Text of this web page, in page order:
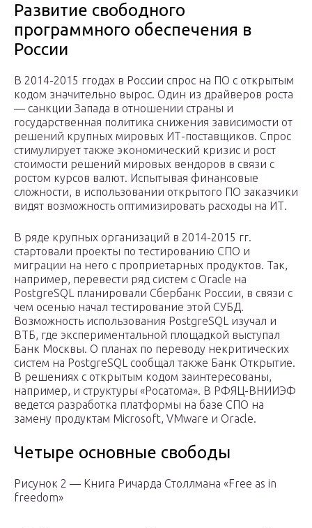
Развитие свободного
программного обеспечения в
России
В 2014-2015 ггодах в России спрос на ПО с открытым
кодом значительно вырос. Один из драйверов роста
— санкции Запада в отношении страны и
государственная политика снижения зависимости от
решений крупных мировых ИТ-поставщиков. Спрос
стимулирует также экономический кризис и рост
стоимости решений мировых вендоров в связи с
ростом курсов валют. Испытывая финансовые
сложности, в использовании открытого ПО заказчики
видят возможность оптимизировать расходы на ИТ.
В ряде крупных организаций в 2014-2015 гг.
стартовали проекты по тестированию СПО и
миграции на него с проприетарных продуктов. Так,
например, перевести ряд систем с Oracle на
PostgreSQL планировали Сбербанк России, в связи с
чем осенью начал тестирование этой СУБД.
Возможность использования PostgreSQL изучал и
ВТБ, где экспериментальной площадкой выступал
Банк Москвы. О планах по переводу некритических
систем на PostgreSQL сообщал также Банк Открытие.
В решениях с открытым кодом заинтересованы,
например, и структуры «Росатома». В РФЯЦ-ВНИИЭФ
ведется разработка платформы на базе СПО на
замену продуктам Microsoft, VMware и Oracle.
Четыре основные свободы
Рисунок 2 — Книга Ричарда Столлмана «Free as in
freedom»